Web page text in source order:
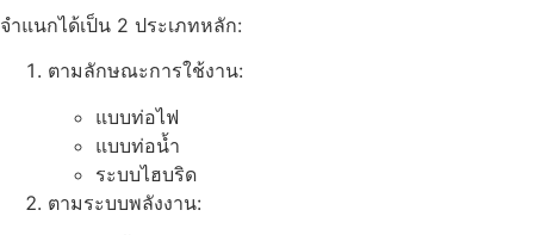
จำแนกได้เป็น 2 ประเภทหลัก:
ตามลักษณะการใช้งาน:
แบบท่อไฟ
แบบท่อน้ำ
ระบบไฮบริด
ตามระบบพลังงาน: